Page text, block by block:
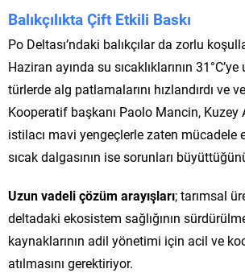
Balıkçılıkta Çift Etkili Baskı
Po Deltası’ndaki balıkçılar da zorlu
Haziran ayında su sıcaklıklarının
türlerde alg patlamalarını hızlandırdı ve
Kooperatif başkanı Paolo Mancin, Kuzey
istilacı mavi yengeçlerle zaten mücadele
sıcak dalgasının ise sorunları
Uzun vadeli çözüm arayışları; tarımsal
deltadaki ekosistem sağlığının
kaynaklarının adil yönetimi için acil ve
atılmasını gerektiriyor.